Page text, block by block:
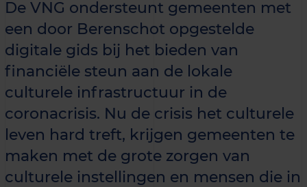
De VNG ondersteunt gemeenten met
een door Berenschot opgestelde
digitale gids bij het bieden van
financiële steun aan de lokale
culturele infrastructuur in de
coronacrisis. Nu de crisis het culturele
leven hard treft, krijgen gemeenten te
maken met de grote zorgen van
culturele instellingen en mensen die in